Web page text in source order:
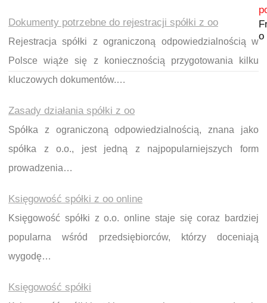
Dokumenty potrzebne do rejestracji spółki z oo
Rejestracja spółki z ograniczoną odpowiedzialnością w
Polsce wiąże się z koniecznością przygotowania kilku
kluczowych dokumentów.…
Zasady działania spółki z oo
Spółka z ograniczoną odpowiedzialnością, znana jako
spółka z o.o., jest jedną z najpopularniejszych form
prowadzenia…
Księgowość spółki z oo online
Księgowość spółki z o.o. online staje się coraz bardziej
popularna wśród przedsiębiorców, którzy doceniają
wygodę…
Księgowość spółki
o